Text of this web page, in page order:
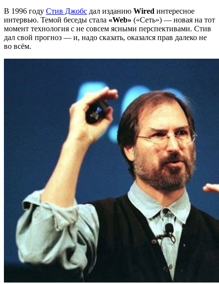
В 1996 году Стив Джобс дал изданию Wired интересное
интервью. Темой беседы стала «Web» («Сеть») — новая на тот
момент технология с не совсем ясными перспективами. Стив
дал свой прогноз — и, надо сказать, оказался прав далеко не
во всём.